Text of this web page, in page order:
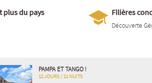
plus du pays Filières
Découverte
PAMPA ET TANGO !
12 JOURS / 11 NUITS